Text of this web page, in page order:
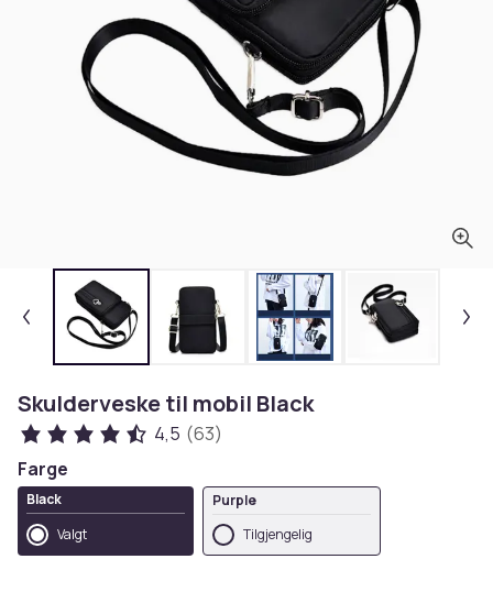
Skulderveske til mobil Black
4,5 (63)
Farge
Black
Valgt
Purple
Tilgjengelig